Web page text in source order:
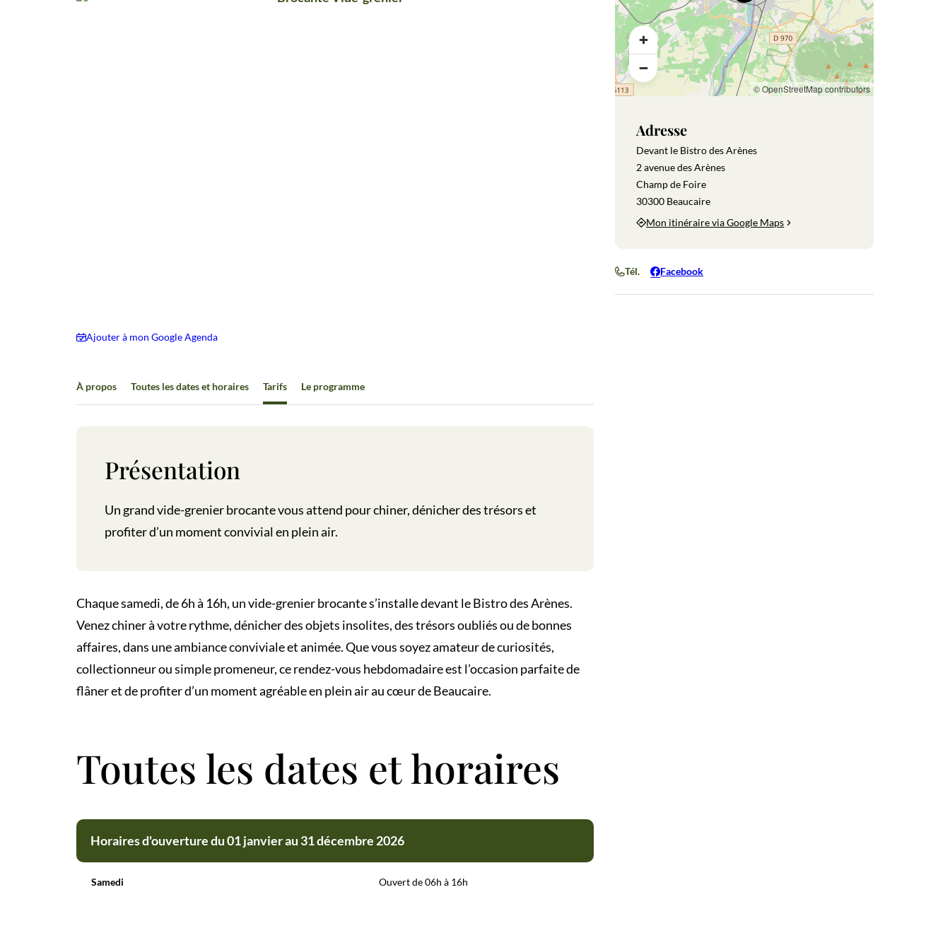
d'Argence
Gastronomie
provençale
La forteresse
médiévale
de Beaucaire
Balades à
vélo
et sites de
Gastronomie
Infos
pratiques
Ajouter à mon Google Agenda
À propos Toutes les dates et horaires Tarifs Le programme
Présentation
Un grand vide-grenier brocante vous attend pour chiner, dénicher des trésors et
profiter d’un moment convivial en plein air.
Chaque samedi, de 6h à 16h, un vide-grenier brocante s’installe devant le Bistro des Arènes.
Venez chiner à votre rythme, dénicher des objets insolites, des trésors oubliés ou de bonnes
affaires, dans une ambiance conviviale et animée. Que vous soyez amateur de curiosités,
collectionneur ou simple promeneur, ce rendez-vous hebdomadaire est l’occasion parfaite de
flâner et de profiter d’un moment agréable en plein air au cœur de Beaucaire.
Toutes les dates et horaires
Horaires d'ouverture du 01 janvier au 31 décembre 2026
Samedi Ouvert de 06h à 16h
© OpenStreetMap contributors
Adresse
Devant le Bistro des Arènes
2 avenue des Arènes
Champ de Foire
30300 Beaucaire
Mon itinéraire via Google Maps
Tél. Facebook